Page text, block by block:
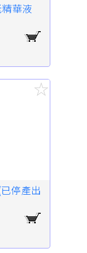
華液
停產出